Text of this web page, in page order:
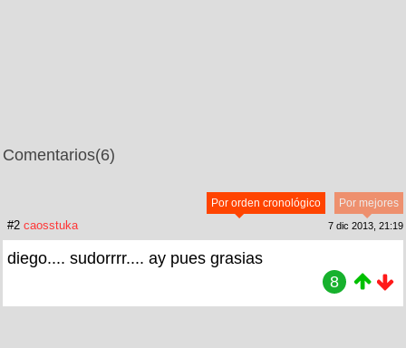
Comentarios(6)
Por mejores
Por orden cronológico
#2 caosstuka 7 dic 2013, 21:19
diego.... sudorrrr.... ay pues grasias
8